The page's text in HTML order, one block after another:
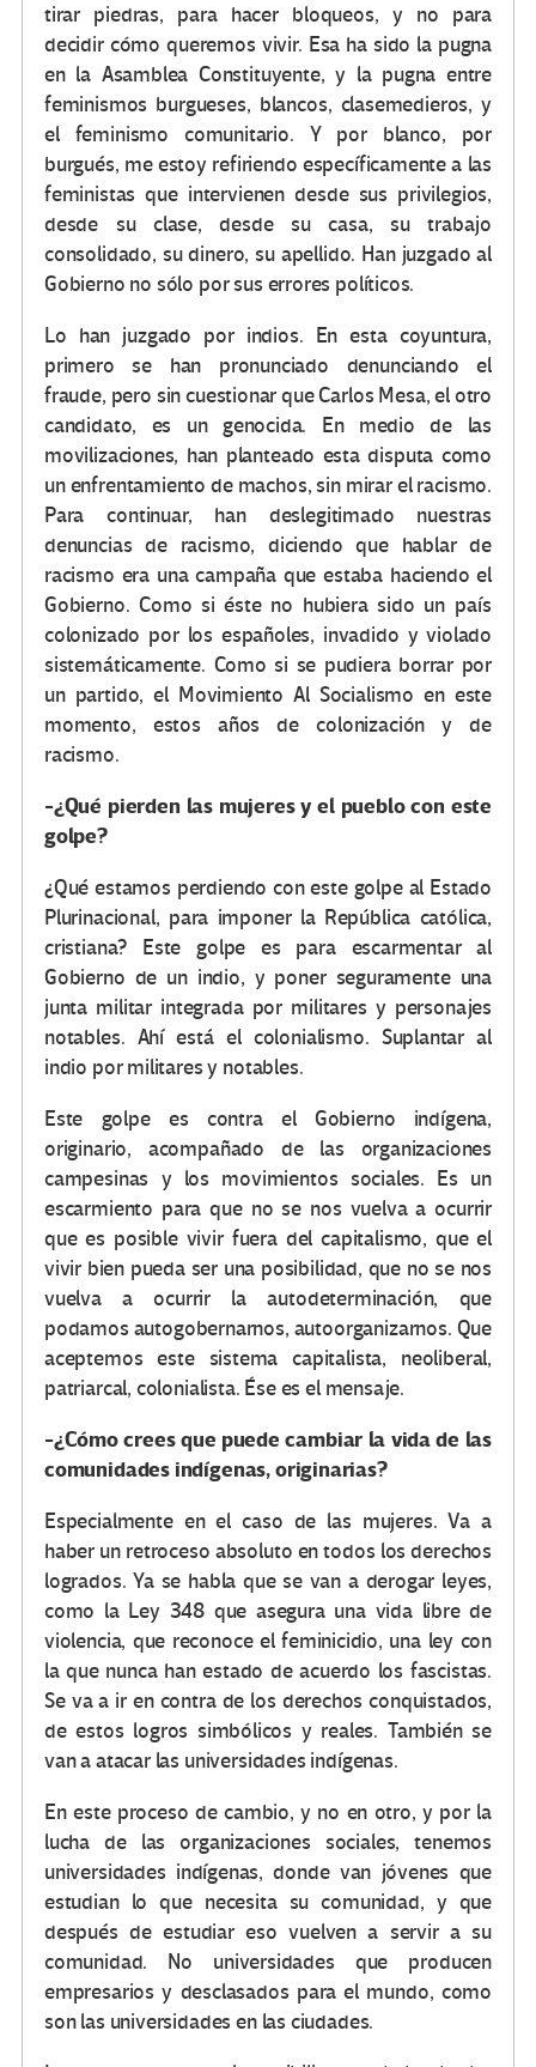
tirar piedras, para hacer bloqueos, y no para
decidir cómo queremos vivir. Esa ha sido la pugna
en la Asamblea Constituyente, y la pugna entre
feminismos burgueses, blancos, clasemedieros, y
el feminismo comunitario. Y por blanco, por
burgués, me estoy refiriendo específicamente a las
feministas que intervienen desde sus privilegios,
desde su clase, desde su casa, su trabajo
consolidado, su dinero, su apellido. Han juzgado al
Gobierno no sólo por sus errores políticos.
Lo han juzgado por indios. En esta coyuntura,
primero se han pronunciado denunciando el
fraude, pero sin cuestionar que Carlos Mesa, el otro
candidato, es un genocida. En medio de las
movilizaciones, han planteado esta disputa como
un enfrentamiento de machos, sin mirar el racismo.
Para continuar, han deslegitimado nuestras
denuncias de racismo, diciendo que hablar de
racismo era una campaña que estaba haciendo el
Gobierno. Como si éste no hubiera sido un país
colonizado por los españoles, invadido y violado
sistemáticamente. Como si se pudiera borrar por
un partido, el Movimiento Al Socialismo en este
momento, estos años de colonización y de
racismo.
-¿Qué pierden las mujeres y el pueblo con este
golpe?
¿Qué estamos perdiendo con este golpe al Estado
Plurinacional, para imponer la República católica,
cristiana? Este golpe es para escarmentar al
Gobierno de un indio, y poner seguramente una
junta militar integrada por militares y personajes
notables. Ahí está el colonialismo. Suplantar al
indio por militares y notables.
Este golpe es contra el Gobierno indígena,
originario, acompañado de las organizaciones
campesinas y los movimientos sociales. Es un
escarmiento para que no se nos vuelva a ocurrir
que es posible vivir fuera del capitalismo, que el
vivir bien pueda ser una posibilidad, que no se nos
vuelva a ocurrir la autodeterminación, que
podamos autogobernarnos, autoorganizarnos. Que
aceptemos este sistema capitalista, neoliberal,
patriarcal, colonialista. Ése es el mensaje.
-¿Cómo crees que puede cambiar la vida de las
comunidades indígenas, originarias?
Especialmente en el caso de las mujeres. Va a
haber un retroceso absoluto en todos los derechos
logrados. Ya se habla que se van a derogar leyes,
como la Ley 348 que asegura una vida libre de
violencia, que reconoce el feminicidio, una ley con
la que nunca han estado de acuerdo los fascistas.
Se va a ir en contra de los derechos conquistados,
de estos logros simbólicos y reales. También se
van a atacar las universidades indígenas.
En este proceso de cambio, y no en otro, y por la
lucha de las organizaciones sociales, tenemos
universidades indígenas, donde van jóvenes que
estudian lo que necesita su comunidad, y que
después de estudiar eso vuelven a servir a su
comunidad. No universidades que producen
empresarios y desclasados para el mundo, como
son las universidades en las ciudades.